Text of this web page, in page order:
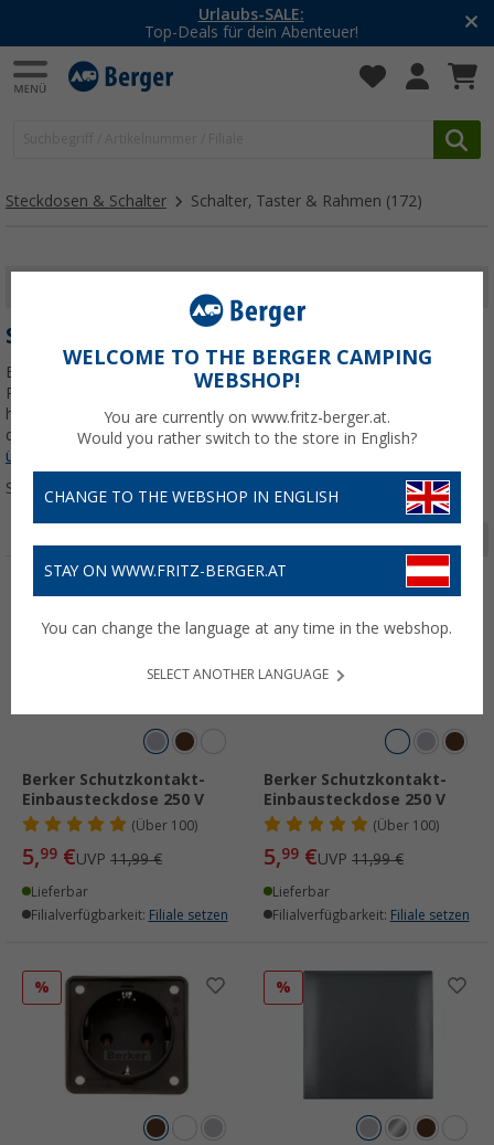
-20% auf Kleidung und Schuhe
Mit dem Aktionscode20SSV
Steckdosen & Schalter Schalter, Taster & Rahmen (172)
SCHALTER, TASTER & RAHMEN
Entdecke unsere vielfältige Auswahl an Schaltern, Tastern und
Rahmen für dein Wohnmobil oder deinen Wohnwagen. Mit
hochwertigen Produkten von renommierten Markenherstellern bist
du bestens gerüstet für deine nächste Campingreise.Jetzt mehr
über unsere Kategorie
Sortieren:
%
Berker Schutzkontakt-
Einbausteckdose 250 V
(Über100)
5,99 €UVP 11,99 €
Lieferbar
Filialverfügbarkeit: Filiale setzen
%
Berker Schutzkontakt-
Einbausteckdose 250 V
(Über100)
5,99 €UVP 11,99 €
Lieferbar
Filialverfügbarkeit: Filiale setzen
% %
WELCOME TO THE BERGER CAMPING
WEBSHOP!
You are currently on www.fritz-berger.at.
Would you rather switch to the store in English?
CHANGE TO THE WEBSHOP IN ENGLISH
STAY ON WWW.FRITZ-BERGER.AT
You can change the language at any time in the webshop.
SELECT ANOTHER LANGUAGE